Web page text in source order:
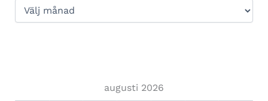
augusti 2026